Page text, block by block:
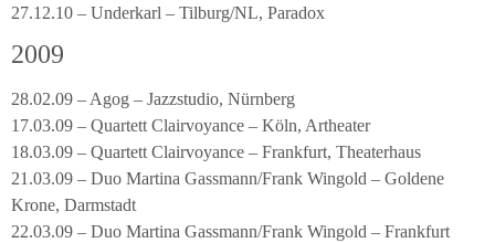
27.12.10 – Underkarl – Tilburg/NL, Paradox
2009
28.02.09 – Agog – Jazzstudio, Nürnberg
17.03.09 – Quartett Clairvoyance – Köln, Artheater
18.03.09 – Quartett Clairvoyance – Frankfurt, Theaterhaus
21.03.09 – Duo Martina Gassmann/Frank Wingold – Goldene
Krone, Darmstadt
22.03.09 – Duo Martina Gassmann/Frank Wingold – Frankfurt